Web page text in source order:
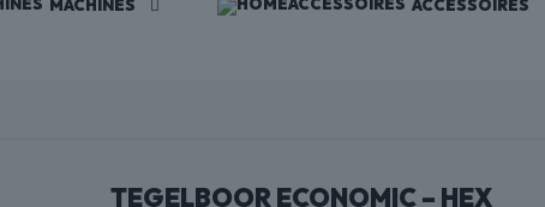
MACHINES ACCESSOIRES
TEGELBOOR ECONOMIC – HEX